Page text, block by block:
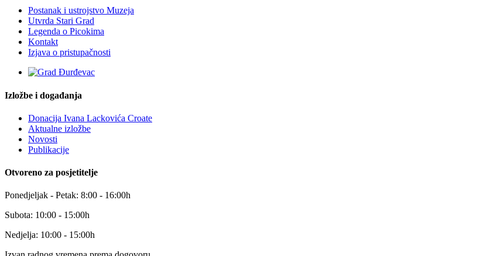
Postanak i ustrojstvo Muzeja
Utvrda Stari Grad
Legenda o Picokima
Kontakt
Izjava o pristupačnosti
Izložbe i događanja
Donacija Ivana Lackovića Croate
Aktualne izložbe
Novosti
Publikacije
Otvoreno za posjetitelje
Ponedjeljak - Petak: 8:00 - 16:00h
Subota: 10:00 - 15:00h
Nedjelja: 10:00 - 15:00h